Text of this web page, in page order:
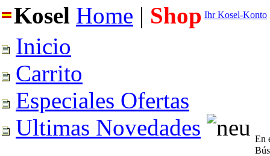
Kosel Home | Shop Ihr Kosel-Konto
Inicio
Carrito
Especiales Ofertas
Ultimas Novedades
En